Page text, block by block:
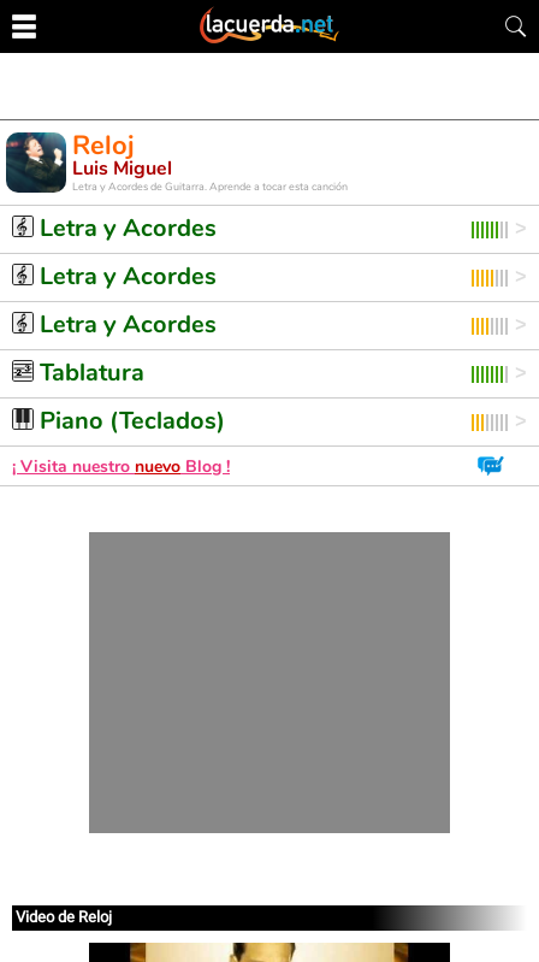
Reloj
Luis Miguel
Letra y Acordes de Guitarra. Aprende a tocar esta canción
Letra y Acordes
Letra y Acordes
Letra y Acordes
Tablatura
Piano (Teclados)
¡ Visita nuestro nuevo Blog !
Video de Reloj